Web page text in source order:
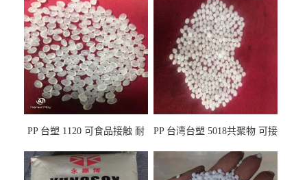
PP 台塑 1120 可食品接触 耐
PP 台湾台塑 5018共聚物 可接